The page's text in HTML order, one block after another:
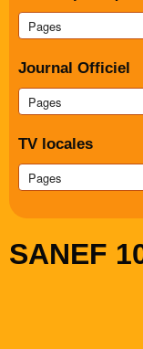
Journal Officiel
TV locales
SANEF